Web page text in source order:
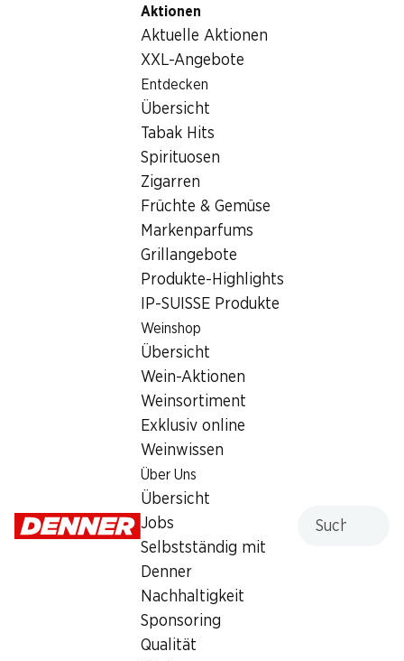
Aktionen
Aktuelle Aktionen
XXL-Angebote
Entdecken
Übersicht
Tabak Hits
Spirituosen
Zigarren
Früchte & Gemüse
Markenparfums
Grillangebote
Produkte-Highlights
IP-SUISSE Produkte
Weinshop
Übersicht
Wein-Aktionen
Weinsortiment
Exklusiv online
Weinwissen
Über Uns
Übersicht
Jobs
Selbstständig mit
Denner
Nachhaltigkeit
Sponsoring
Qualität
Lebensmittel Früchte und Gemüse
Früchte und Gemüse
Wochenaktionen
Bataviasalat
per Stück
Himbeeren
Herkunft siehe Verpackung, 250 g
IP-SUISSE Zucchetti
ca. 500 g, per kg